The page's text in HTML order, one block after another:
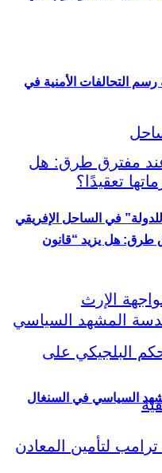
للدولة” في الساحل الإفريقي
رسم التحالفات الأمنية في
طرق: هل يزيد “قانون
السياسي في السنغال